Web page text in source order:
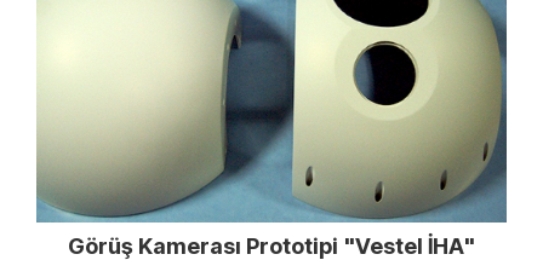
Görüş Kamerası Prototipi "Vestel İHA"